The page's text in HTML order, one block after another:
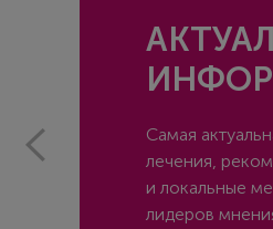
Cамая
лечения,
и локальные
лидеров